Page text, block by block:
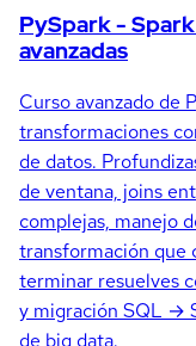
PySpark -
avanzadas
Curso avanzado de
transformaciones
de datos.
de ventana, joins
complejas, manejo
transformación que
terminar resuelves
y migración SQL →
de big data.